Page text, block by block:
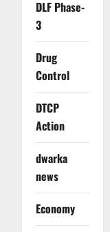
DLF Phase-
3
Drug
Control
DTCP
Action
dwarka
news
Economy